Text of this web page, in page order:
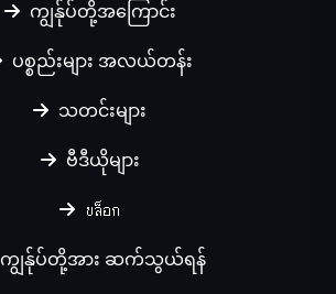
ကျွန်ုပ်တို့အကြောင်း
ပစ္စည်းများ အလယ်တန်း
သတင်းများ
ဗီဒီယိုများ
บล็อก
ကျွန်ုပ်တို့အား ဆက်သွယ်ရန်